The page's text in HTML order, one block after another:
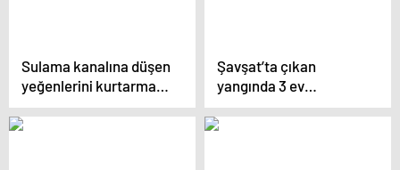
Sulama kanalına düşen
yeğenlerini kurtarmak
isteyen iki amca
boğularak can verdi
Şavşat’ta çıkan
yangında 3 ev
kullanılamaz hale geldi